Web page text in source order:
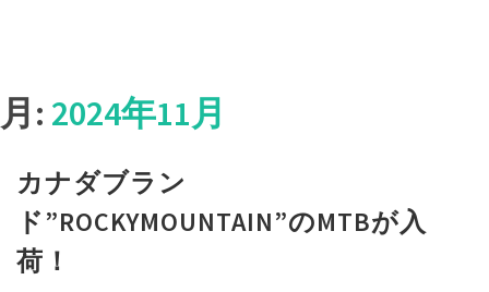
月: 2024年11月
カナダブラン
ド”ROCKYMOUNTAIN”のMTBが入
荷！